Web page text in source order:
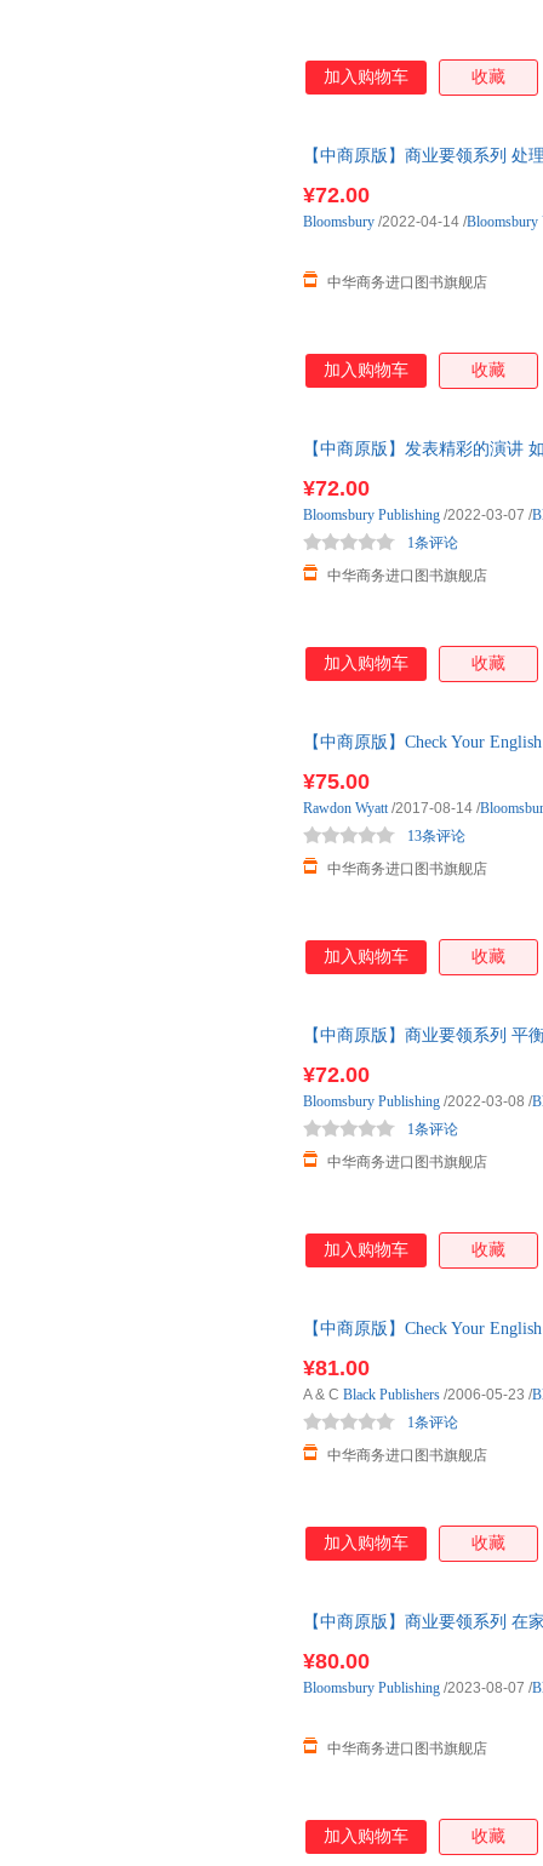
加入购物车 收藏
【中商原版】商业要领系列 处
¥72.00
中华商务进口图书旗舰店
Bloomsbury /2022-04-14 /
加入购物车 收藏
【中商原版】发表精彩的演讲
¥72.00
中华商务进口图书旗舰店
1条评论
Bloomsbury Publishing /2022-03-07 /
加入购物车 收藏
【中商原版】Check Your
¥75.00
中华商务进口图书旗舰店
13条评论
Rawdon Wyatt/2017-08-14 /
加入购物车 收藏
【中商原版】商业要领系列 平
¥72.00
中华商务进口图书旗舰店
1条评论
Bloomsbury Publishing /2022-03-08 /
加入购物车 收藏
【中商原版】Check Your
¥81.00
中华商务进口图书旗舰店
1条评论
A & C Black Publishers /2006-05-23 /
加入购物车 收藏
【中商原版】商业要领系列 在
¥80.00
中华商务进口图书旗舰店
Bloomsbury Publishing /2023-08-07 /
加入购物车 收藏